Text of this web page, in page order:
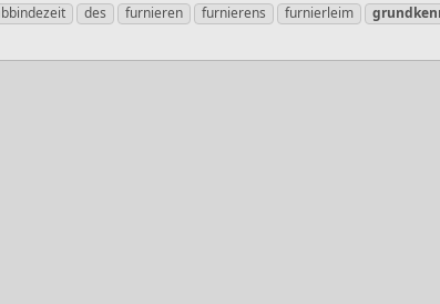
des furnieren furnierens furnierleim